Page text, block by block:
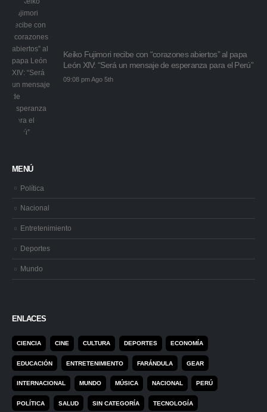
Keiko Fujimori recibe con “corazones abiertos” al papa
León XIV: “Será un mensaje de esperanza para el Perú”
09:08 pm Ago 5th
MENÚ
Política
Nacional
Entretenimiento
Deportes
Mundo
ENLACES
CIENCIA CINE CULTURA DEPORTES ECONOMÍA
EDUCACIÓN ENTRETENIMIENTO FARÁNDULA GEAR
INTERNACIONAL MUNDO MÚSICA NACIONAL PERÚ
POLÍTICA SALUD SIN CATEGORÍA TECNOLOGÍA